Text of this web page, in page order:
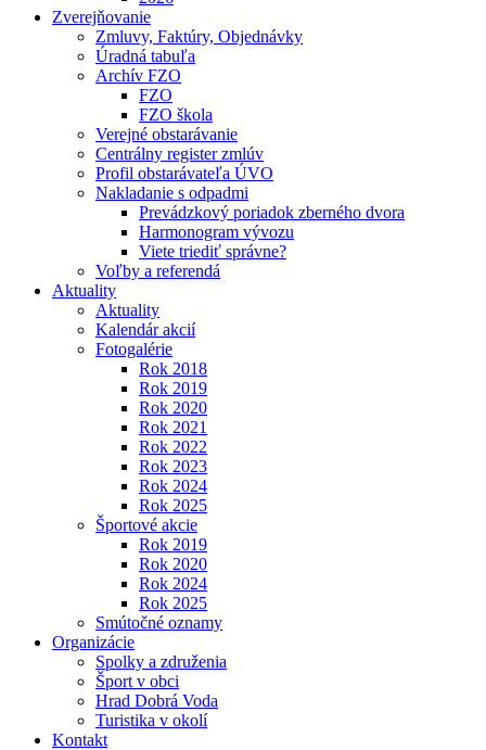
Zverejňovanie
Zmluvy, Faktúry, Objednávky
Úradná tabuľa
Archív FZO
FZO
FZO škola
Verejné obstarávanie
Centrálny register zmlúv
Profil obstarávateľa ÚVO
Nakladanie s odpadmi
Prevádzkový poriadok zberného dvora
Harmonogram vývozu
Viete triediť správne?
Voľby a referendá
Aktuality
Aktuality
Kalendár akcií
Fotogalérie
Rok 2018
Rok 2019
Rok 2020
Rok 2021
Rok 2022
Rok 2023
Rok 2024
Rok 2025
Športové akcie
Rok 2019
Rok 2020
Rok 2024
Rok 2025
Smútočné oznamy
Organizácie
Spolky a združenia
Šport v obci
Hrad Dobrá Voda
Turistika v okolí
Kontakt